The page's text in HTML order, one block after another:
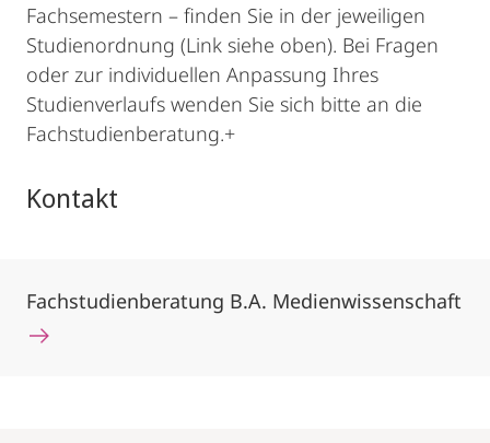
Fachsemestern – finden Sie in der jeweiligen
Studienordnung (Link siehe oben). Bei Fragen
oder zur individuellen Anpassung Ihres
Studienverlaufs wenden Sie sich bitte an die
Fachstudienberatung.+
Kontakt
Fachstudienberatung B.A. Medienwissenschaft